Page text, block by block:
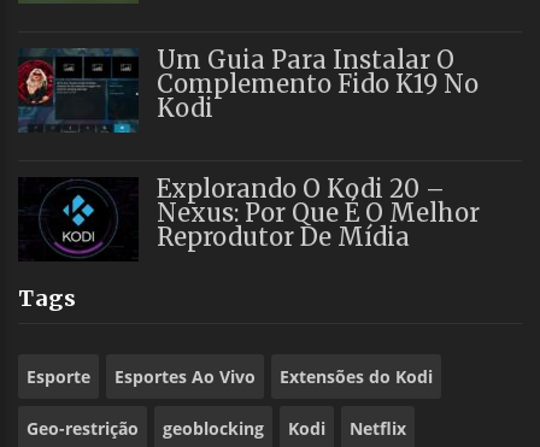
Um Guia Para Instalar O
Complemento Fido K19 No
Kodi
Explorando O Kodi 20 –
Nexus: Por Que É O Melhor
Reprodutor De Mídia
Tags
Esporte Esportes Ao Vivo Extensões do Kodi
Geo-restrição geoblocking Kodi Netflix